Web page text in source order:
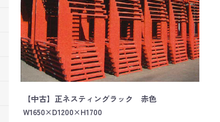
【中古】正ネスティングラック 赤色
W1650×D1200×H1700